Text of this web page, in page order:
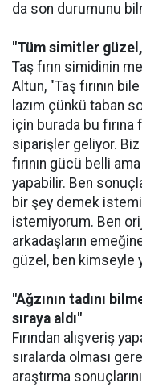
da son durumunu
"Tüm simitler
Taş fırın simidinin
Altun, "Taş fırının
lazım çünkü taban
için burada bu
siparişler geliyor.
fırının gücü belli
yapabilir. Ben
bir şey demek
istemiyorum. Ben
arkadaşların
güzel, ben kimseyle
"Ağzının tadını
sıraya aldı"
Fırından alışveriş
sıralarda olması
araştırma